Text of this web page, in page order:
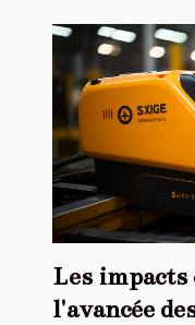
Les impacts
l'avancée